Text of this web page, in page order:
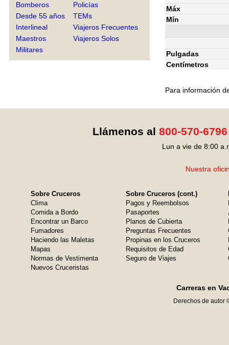
Bomberos
Desde 55 años
Interlineal
Maestros
Militares
Policías
TEMs
Viajeros Frecuentes
Viajeros Solos
Máx
Mín
Pulgadas
Centímetros
Para información
Llámenos al 800-570-6796
Lun a vie de 8:00
Nuestra
Sobre Cruceros
Clima
Comida a Bordo
Encontrar un Barco
Fumadores
Haciendo las Maletas
Mapas
Normas de Vestimenta
Nuevos Cruceristas
Sobre Cruceros (cont.)
Pagos y Reembolsos
Pasaportes
Planos de Cubierta
Preguntas Frecuentes
Propinas en los Cruceros
Requisitos de Edad
Seguro de Viajes
Carreras en
Derechos de autor